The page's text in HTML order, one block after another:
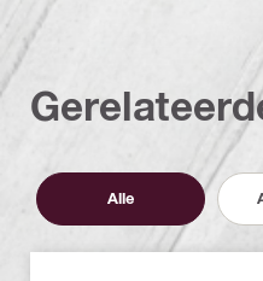
Alle